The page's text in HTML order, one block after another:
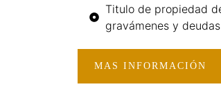
Titulo de propiedad
gravámenes y
MAS INFORMACIÓN